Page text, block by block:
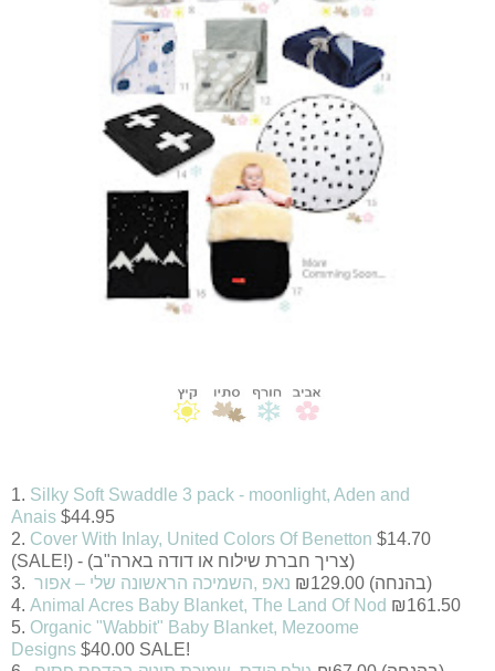
1. Silky Soft Swaddle 3 pack - moonlight, Aden and
Anais $44.95
2. Cover With Inlay, United Colors Of Benetton $14.70
(SALE!) - (צריך חברת שילוח או דודה בארה"ב)
(בהנחה)
₪129.00 נאפ ,השמיכה הראשונה שלי – אפור .3
4. Animal Acres Baby Blanket, The Land Of Nod ₪161.50
5. Organic "Wabbit" Baby Blanket, Mezoome
Designs $40.00 SALE!